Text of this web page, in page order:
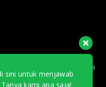
Kabupaten Kediri, Jawa
sini untuk menjawab
kami apa saja!